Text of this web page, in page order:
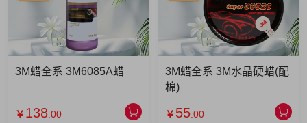
3M蜡全系 3M6085A蜡
￥ 138 .00
3M蜡全系 3M水晶硬蜡(配
棉)
￥ 55 .00